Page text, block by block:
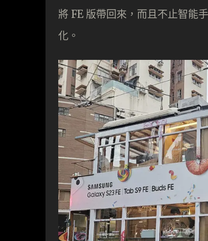
將 FE 版帶回來，而且不止智能
化。